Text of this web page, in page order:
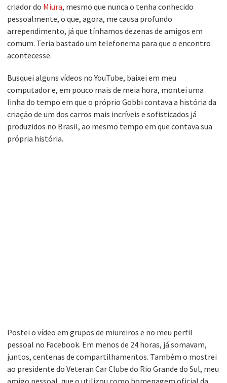
criador do Miura, mesmo que nunca o tenha conhecido
pessoalmente, o que, agora, me causa profundo
arrependimento, já que tínhamos dezenas de amigos em
comum. Teria bastado um telefonema para que o encontro
acontecesse.
Busquei alguns vídeos no YouTube, baixei em meu
computador e, em pouco mais de meia hora, montei uma
linha do tempo em que o próprio Gobbi contava a história da
criação de um dos carros mais incríveis e sofisticados já
produzidos no Brasil, ao mesmo tempo em que contava sua
própria história.
Postei o vídeo em grupos de miureiros e no meu perfil
pessoal no Facebook. Em menos de 24 horas, já somavam,
juntos, centenas de compartilhamentos. Também o mostrei
ao presidente do Veteran Car Clube do Rio Grande do Sul, meu
amigo pessoal, que o utilizou como homenagem oficial da